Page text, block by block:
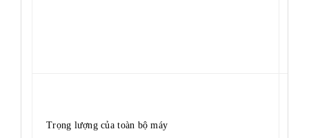
Trọng lượng của toàn bộ máy